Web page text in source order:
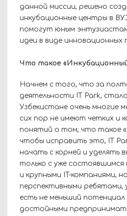
данной миссии, решено
инкубационные центры в
помогут юным
идеи в виде инновационных
Что такое
Начнем с того, что за
деятельности
IT Park,
Узбекистане очень многие
сих пор не имеют четких и
понятий о том, что такое
чтобы исправить это,
IT
начать с корней и уделять
только с уже
и крупными
IT-компаниями,
перспективными ребятами,
есть не меньший
достойными